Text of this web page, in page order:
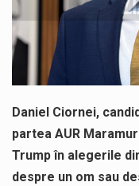
Daniel Ciornei,
partea AUR
Trump în alegerile
despre un om sau